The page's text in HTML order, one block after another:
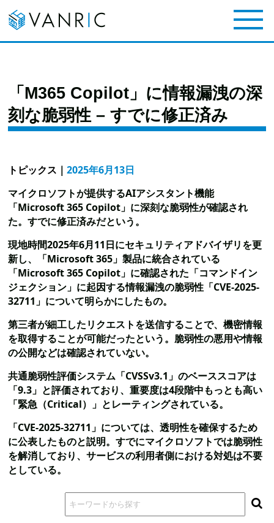
「M365 Copilot」に情報漏洩の深
刻な脆弱性 – すでに修正済み
トピックス ｜2025年6月13日
マイクロソフトが提供するAIアシスタント機能
「Microsoft 365 Copilot」に深刻な脆弱性が確認され
た。すでに修正済みだという。
現地時間2025年6月11日にセキュリティアドバイザリを更
新し、「Microsoft 365」製品に統合されている
「Microsoft 365 Copilot」に確認された「コマンドイン
ジェクション」に起因する情報漏洩の脆弱性「CVE-2025-
32711」について明らかにしたもの。
第三者が細工したリクエストを送信することで、機密情報
を取得することが可能だったという。脆弱性の悪用や情報
の公開などは確認されていない。
共通脆弱性評価システム「CVSSv3.1」のベーススコアは
「9.3」と評価されており、重要度は4段階中もっとも高い
「緊急（Critical）」とレーティングされている。
「CVE-2025-32711」については、透明性を確保するため
に公表したものと説明。すでにマイクロソフトでは脆弱性
を解消しており、サービスの利用者側における対処は不要
としている。